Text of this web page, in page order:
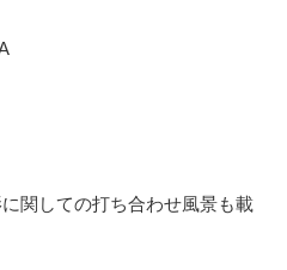
関しての打ち合わせ風景も載